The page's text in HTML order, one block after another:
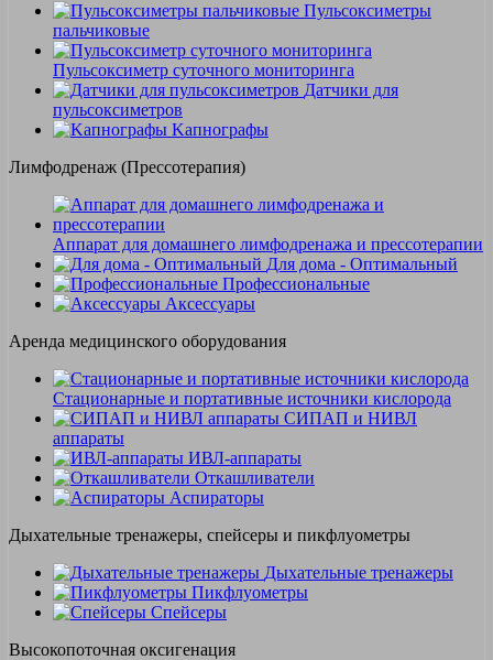
Пульсоксиметры
пальчиковые
Пульсоксиметр суточного мониторинга
Датчики для
пульсоксиметров
Kапнографы
Лимфодренаж (Прессотерапия)
Аппарат для домашнего лимфодренажа и прессотерапии
Для дома - Оптимальный
Профессиональные
Аксессуары
Аренда медицинского оборудования
Стационарные и портативные источники кислорода
СИПАП и НИВЛ
аппараты
ИВЛ-аппараты
Откашливатели
Аспираторы
Дыхательные тренажеры, спейсеры и пикфлуометры
Дыхательные тренажеры
Пикфлуометры
Спейсеры
Высокопоточная оксигенация